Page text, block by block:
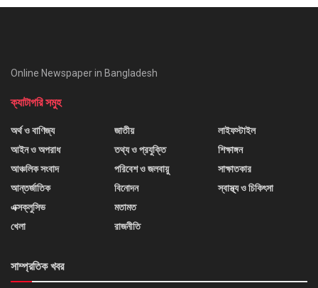
Online Newspaper in Bangladesh
ক্যাটাগরি সমুহ
অর্থ ও বাণিজ্য
আইন ও অপরাধ
আঞ্চলিক সংবাদ
আন্তর্জাতিক
এক্সক্লুসিভ
খেলা
জাতীয়
তথ্য ও প্রযুক্তি
পরিবেশ ও জলবায়ু
বিনোদন
মতামত
রাজনীতি
লাইফস্টাইল
শিক্ষাঙ্গন
সাক্ষাতকার
স্বাস্থ্য ও চিকিৎসা
সাম্প্রতিক খবর